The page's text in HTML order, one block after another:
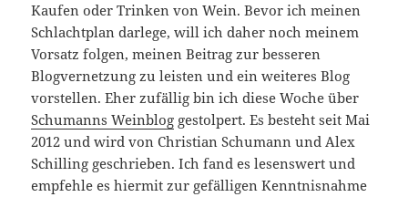
Kaufen oder Trinken von Wein. Bevor ich meinen
Schlachtplan darlege, will ich daher noch meinem
Vorsatz folgen, meinen Beitrag zur besseren
Blogvernetzung zu leisten und ein weiteres Blog
vorstellen. Eher zufällig bin ich diese Woche über
Schumanns Weinblog gestolpert. Es besteht seit Mai
2012 und wird von Christian Schumann und Alex
Schilling geschrieben. Ich fand es lesenswert und
empfehle es hiermit zur gefälligen Kenntnisnahme